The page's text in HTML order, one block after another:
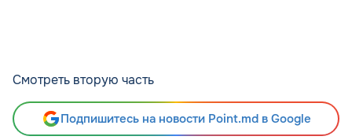
Смотреть вторую часть
Подпишитесь на новости Point.md в Google